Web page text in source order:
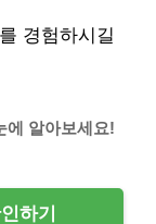
경험하시길
에 알아보세요!
하기